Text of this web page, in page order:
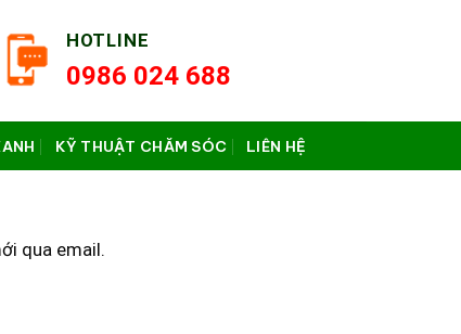
HOTLINE
0986 024 688
KỸ THUẬT CHĂM SÓC LIÊN HỆ
qua email.